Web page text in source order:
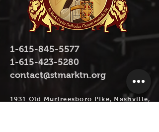
1-615-845-5577
1-615-423-5280
contact@stmarktn.org
1931 Old Murfreesboro Pike, Nashville,